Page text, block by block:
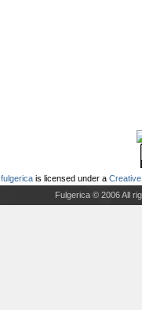
fulgerica is licensed under a
Fulgerica © 2006 All